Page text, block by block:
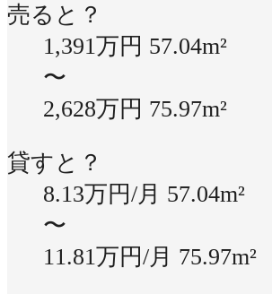
売ると？
1,391万円 57.04m²
〜
2,628万円 75.97m²
貸すと？
8.13万円/月 57.04m²
〜
11.81万円/月 75.97m²